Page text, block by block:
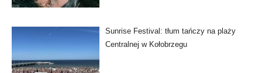
Sunrise Festival: tłum tańczy na plaży
Centralnej w Kołobrzegu